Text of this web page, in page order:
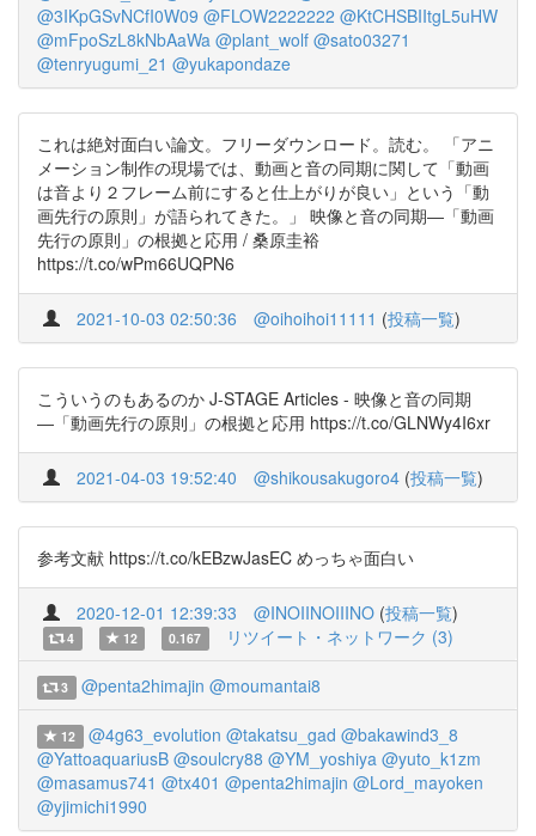
@3IKpGSvNCfI0W09 @FLOW2222222 @KtCHSBIItgL5uHW
@mFpoSzL8kNbAaWa @plant_wolf @sato03271
@tenryugumi_21 @yukapondaze
これは絶対面白い論文。フリーダウンロード。読む。 「アニ
メーション制作の現場では、動画と音の同期に関して「動画
は音より２フレーム前にすると仕上がりが良い」という「動
画先行の原則」が語られてきた。」 映像と音の同期―「動画
先行の原則」の根拠と応用 / 桑原圭裕
https://t.co/wPm66UQPN6
2021-10-03 02:50:36 @oihoihoi11111 (投稿一覧)
こういうのもあるのか J-STAGE Articles - 映像と音の同期
―「動画先行の原則」の根拠と応用 https://t.co/GLNWy4I6xr
2021-04-03 19:52:40 @shikousakugoro4 (投稿一覧)
参考文献 https://t.co/kEBzwJasEC めっちゃ面白い
2020-12-01 12:39:33 @INOIINOIIINO (投稿一覧)
4 12 0.167 リツイート・ネットワーク (3)
3 @penta2himajin @moumantai8
12 @4g63_evolution @takatsu_gad @bakawind3_8
@YattoaquariusB @soulcry88 @YM_yoshiya @yuto_k1zm
@masamus741 @tx401 @penta2himajin @Lord_mayoken
@yjimichi1990